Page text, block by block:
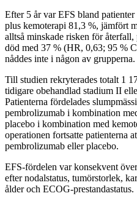
Efter 5 år var EFS bland
plus kemoterapi 81,3 %, jämfört
alltså minskade risken för
död med 37 % (HR, 0,63; 95 %
nåddes inte i någon av grupperna.
Till studien rekryterades totalt 1
tidigare obehandlad stadium II
Patienterna fördelades
pembrolizumab i kombination
placebo i kombination med
operationen fortsatte patienterna
pembrolizumab eller placebo.
EFS-fördelen var konsekvent
efter nodalstatus, tumörstorlek,
ålder och ECOG-prestandastatus.